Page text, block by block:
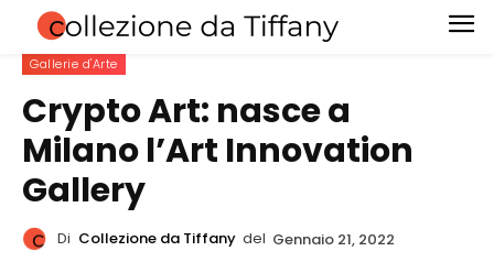
Gallerie d'Arte
Crypto Art: nasce a
Milano l’Art Innovation
Gallery
Di Collezione da Tiffany del Gennaio 21, 2022